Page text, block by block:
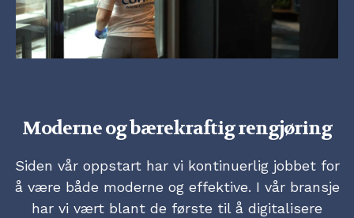
Moderne og bærekraftig rengjøring
Siden vår oppstart har vi kontinuerlig jobbet for
å være både moderne og effektive. I vår bransje
har vi vært blant de første til å digitalisere